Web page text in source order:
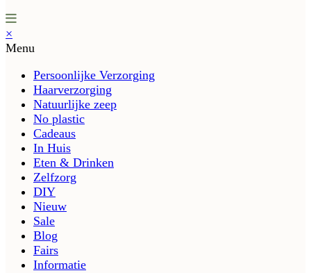
×
Menu
Persoonlijke Verzorging
Haarverzorging
Natuurlijke zeep
No plastic
Cadeaus
In Huis
Eten & Drinken
Zelfzorg
DIY
Nieuw
Sale
Blog
Fairs
Informatie